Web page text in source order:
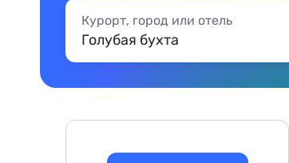
Курорт, город или отель